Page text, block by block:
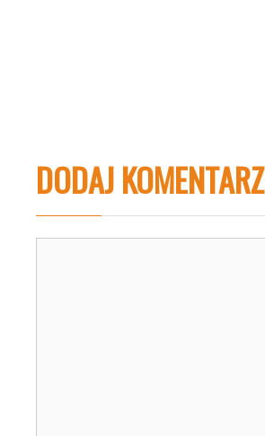
DODAJ KOMENTARZ